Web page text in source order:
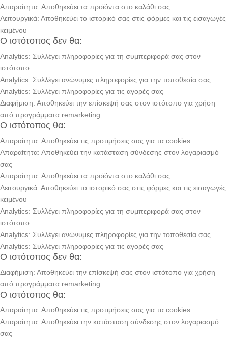
Απαραίτητα: Αποθηκεύει τα προϊόντα στο καλάθι σας
Λειτουργικά: Αποθηκεύει το ιστορικό σας στις φόρμες και τις εισαγωγές
κειμένου
Ο ιστότοπος δεν θα:
Analytics: Συλλέγει πληροφορίες για τη συμπεριφορά σας στον
ιστότοπο
Analytics: Συλλέγει ανώνυμες πληροφορίες για την τοποθεσία σας
Analytics: Συλλέγει πληροφορίες για τις αγορές σας
Διαφήμιση: Αποθηκεύει την επίσκεψή σας στον ιστότοπο για χρήση
από προγράμματα remarketing
Ο ιστότοπος θα:
Απαραίτητα: Αποθηκεύει τις προτιμήσεις σας για τα cookies
Απαραίτητα: Αποθηκεύει την κατάσταση σύνδεσης στον λογαριασμό
σας
Απαραίτητα: Αποθηκεύει τα προϊόντα στο καλάθι σας
Λειτουργικά: Αποθηκεύει το ιστορικό σας στις φόρμες και τις εισαγωγές
κειμένου
Analytics: Συλλέγει πληροφορίες για τη συμπεριφορά σας στον
ιστότοπο
Analytics: Συλλέγει ανώνυμες πληροφορίες για την τοποθεσία σας
Analytics: Συλλέγει πληροφορίες για τις αγορές σας
Ο ιστότοπος δεν θα:
Διαφήμιση: Αποθηκεύει την επίσκεψή σας στον ιστότοπο για χρήση
από προγράμματα remarketing
Ο ιστότοπος θα:
Απαραίτητα: Αποθηκεύει τις προτιμήσεις σας για τα cookies
Απαραίτητα: Αποθηκεύει την κατάσταση σύνδεσης στον λογαριασμό
σας